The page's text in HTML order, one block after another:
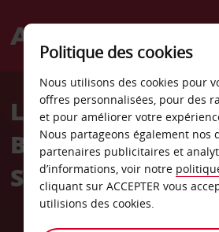
Welcome
AvisLocation de
Beach Caroline
Sears
Politique des cookies
Nous utilisons des cookies pour
offres personnalisées, pour des
et pour améliorer votre
Nous partageons également nos
partenaires publicitaires et
d’informations, voir notre
cliquant sur ACCEPTER vous
utilisions des cookies.